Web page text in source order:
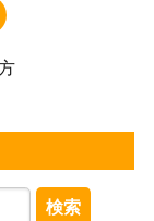
検索